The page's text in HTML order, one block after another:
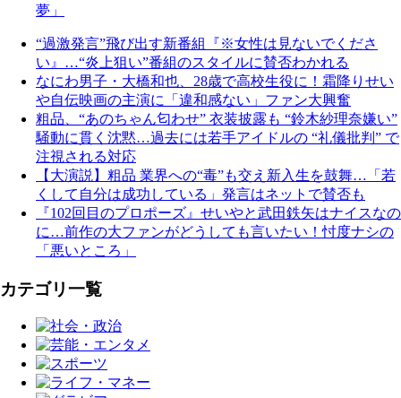
夢」
“過激発言”飛び出す新番組『※女性は見ないでくださ
い』…“炎上狙い”番組のスタイルに賛否わかれる
なにわ男子・大橋和也、28歳で高校生役に！霜降りせい
や自伝映画の主演に「違和感ない」ファン大興奮
粗品、“あのちゃん匂わせ” 衣装披露も “鈴木紗理奈嫌い”
騒動に貫く沈黙…過去には若手アイドルの “礼儀批判” で
注視される対応
【大演説】粗品 業界への“毒”も交え新入生を鼓舞…「若
くして自分は成功している」発言はネットで賛否も
『102回目のプロポーズ』せいやと武田鉄矢はナイスなの
に…前作の大ファンがどうしても言いたい！忖度ナシの
「悪いところ」
カテゴリ一覧